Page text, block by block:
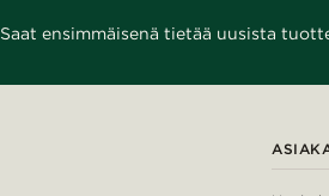
Saat ensimmäisenä tietää uusista